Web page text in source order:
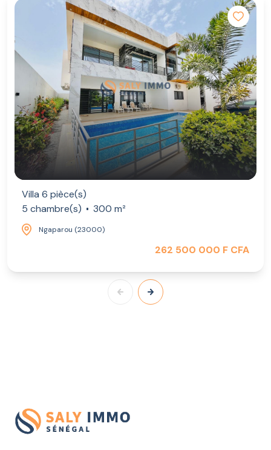
une maison familiale ou un investissement patrimonial
Prix de vente: 455 822 €.
Villa 6 pièce(s)
5 chambre(s)
300 m²
Ngaparou (23000)
262 500 000 F CFA